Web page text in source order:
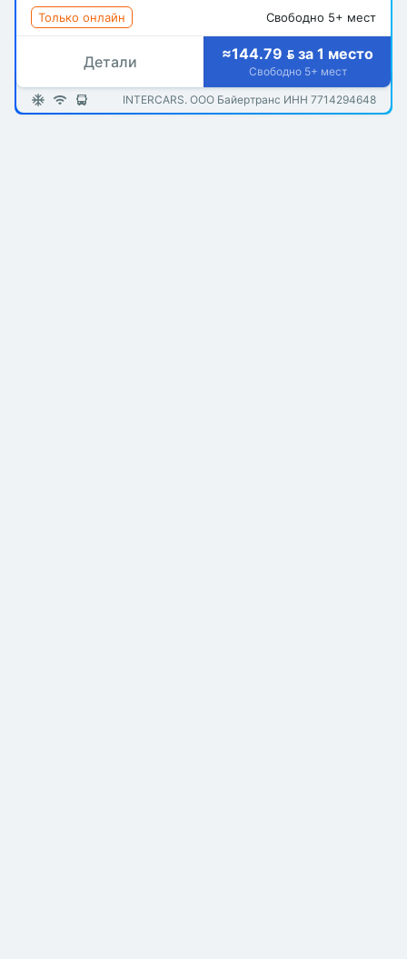
Только онлайн
Свободно 5+ мест
Детали ≈144.79  за 1 место
Свободно 5+ мест
INTERCARS. ООО Байертранс ИНН 7714294648